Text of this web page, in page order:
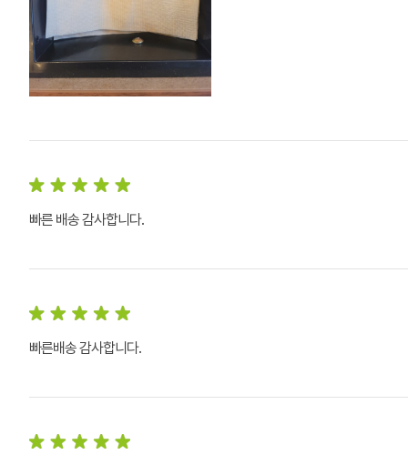
빠른 배송 감사합니다.
빠른배송 감사합니다.